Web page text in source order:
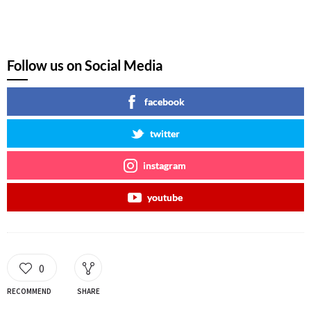
Follow us on Social Media
facebook
twitter
instagram
youtube
0
RECOMMEND SHARE